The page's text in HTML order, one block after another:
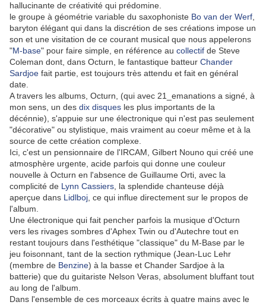
hallucinante de créativité qui prédomine.
le groupe à géométrie variable du saxophoniste Bo van der Werf
baryton élégant qui dans la discrétion de ses créations impose un
son et une visitation de ce courant musical que nous appelerons
"M-base" pour faire simple, en référence au collectif de Steve
Coleman dont, dans Octurn, le fantastique batteur Chander
Sardjoe fait partie, est toujours très attendu et fait en général
date.
A travers les albums, Octurn, (qui avec 21_emanations a signé, à
mon sens, un des dix disques les plus importants de la
décénnie), s'appuie sur une électronique qui n'est pas seulement
"décorative" ou stylistique, mais vraiment au coeur même et à la
source de cette création complexe.
Ici, c'est un pensionnaire de l'IRCAM, Gilbert Nouno qui créé une
atmosphère urgente, acide parfois qui donne une couleur
nouvelle à Octurn en l'absence de Guillaume Orti, avec la
complicité de Lynn Cassiers , la splendide chanteuse déjà
aperçue dans Lidlboj , ce qui influe directement sur le propos de
l'album.
Une électronique qui fait pencher parfois la musique d'Octurn
vers les rivages sombres d'Aphex Twin ou d'Autechre tout en
restant toujours dans l'esthétique "classique" du M-Base par le
jeu foisonnant, tant de la section rythmique (Jean-Luc Lehr
(membre de Benzine) à la basse et Chander Sardjoe à la
batterie) que du guitariste Nelson Veras, absolument bluffant tout
au long de l'album.
Dans l'ensemble de ces morceaux écrits à quatre mains avec le